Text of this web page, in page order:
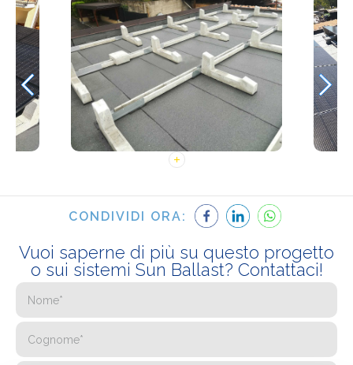
CONDIVIDI ORA:
Vuoi saperne di più su questo progetto
o sui sistemi Sun Ballast? Contattaci!